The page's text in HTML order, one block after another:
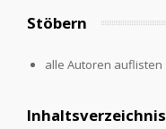
Stöbern
alle Autoren auflisten
Inhaltsverzeichnis